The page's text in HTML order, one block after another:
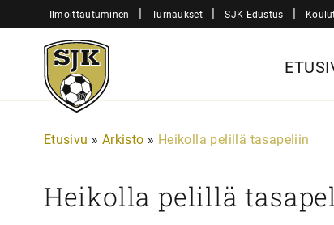
sisältöön
Ilmoittautuminen | Turnaukset | SJK-Edustus |
Sjk-
Juniorit
Etusivu » Arkisto » Heikolla pelillä tasapeliin
Heikolla pelillä